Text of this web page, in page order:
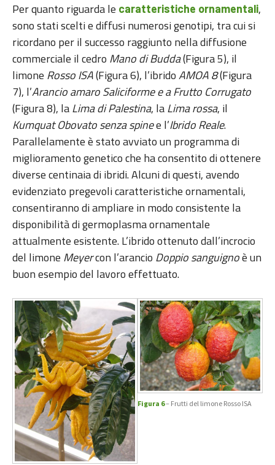
Per quanto riguarda le caratteristiche ornamentali,
sono stati scelti e diffusi numerosi genotipi, tra cui si
ricordano per il successo raggiunto nella diffusione
commerciale il cedro Mano di Budda(Figura 5), il
limone Rosso ISA(Figura 6), l’ibridoAMOA 8(Figura
7), l’Arancio amaro Saliciforme e a Frutto Corrugato
(Figura 8), laLima di Palestina, laLima rossa, il
Kumquat Obovato senza spinee l’Ibrido Reale.
Parallelamente è stato avviato un programma di
miglioramento genetico che ha consentito di ottenere
diverse centinaia di ibridi. Alcuni di questi, avendo
evidenziato pregevoli caratteristiche ornamentali,
consentiranno di ampliare in modo consistente la
disponibilità di germoplasma ornamentale
attualmente esistente. L’ibrido ottenuto dall’incrocio
del limone Meyercon l’arancio Doppio sanguignoè un
buon esempio del lavoro effettuato.
Figura 6– Frutti del limone Rosso ISA